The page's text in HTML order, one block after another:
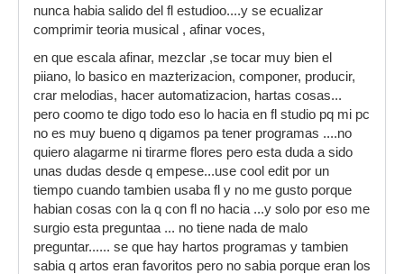
nunca habia salido del fl estudioo....y se ecualizar
comprimir teoria musical , afinar voces,
en que escala afinar, mezclar ,se tocar muy bien el
piiano, lo basico en mazterizacion, componer, producir,
crar melodias, hacer automatizacion, hartas cosas...
pero coomo te digo todo eso lo hacia en fl studio pq mi pc
no es muy bueno q digamos pa tener programas ....no
quiero alagarme ni tirarme flores pero esta duda a sido
unas dudas desde q empese...use cool edit por un
tiempo cuando tambien usaba fl y no me gusto porque
habian cosas con la q con fl no hacia ...y solo por eso me
surgio esta preguntaa ... no tiene nada de malo
preguntar...... se que hay hartos programas y tambien
sabia q artos eran favoritos pero no sabia porque eran los